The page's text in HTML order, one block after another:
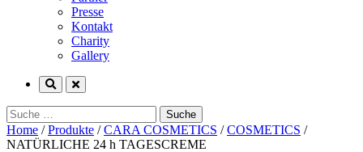
Presse
Kontakt
Charity
Gallery
Suche
nach:
Home /Produkte /CARA COSMETICS /COSMETICS /
NATÜRLICHE 24 h TAGESCREME